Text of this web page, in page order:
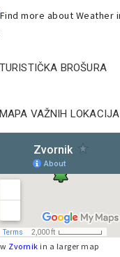
TURISTIČKA BROŠURA
MAPA VAŽNIH LOKACIJA
Zvornik in a larger map